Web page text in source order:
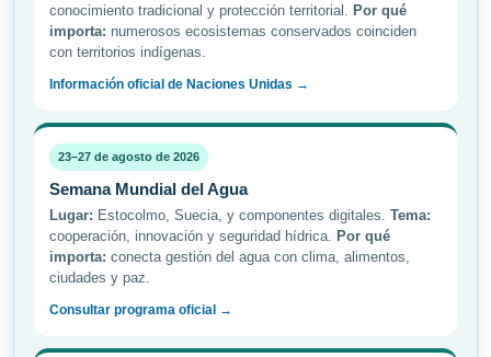
conocimiento tradicional y protección territorial. Por qué
importa: numerosos ecosistemas conservados coinciden
con territorios indígenas.
Información oficial de Naciones Unidas →
23–27 de agosto de 2026
Semana Mundial del Agua
Lugar: Estocolmo, Suecia, y componentes digitales. Tema:
cooperación, innovación y seguridad hídrica. Por qué
importa: conecta gestión del agua con clima, alimentos,
ciudades y paz.
Consultar programa oficial →